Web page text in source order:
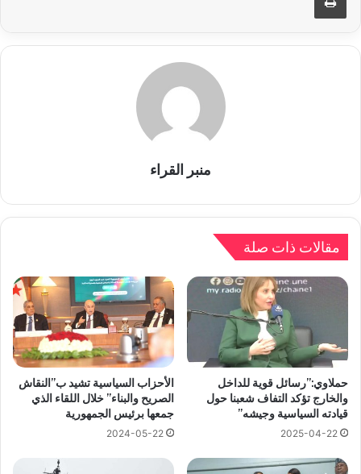
منبر القراء
مقالات ذات صلة
حملاوي:”رسائل قوية للداخل
والخارج تؤكد التفاف شعبنا حول
قيادته السياسية وجيشه”
2025-04-22
الأحزاب السياسية تشيد ب”النقاش
الصريح والبناء” خلال اللقاء الذي
جمعها برئيس الجمهورية
2024-05-22